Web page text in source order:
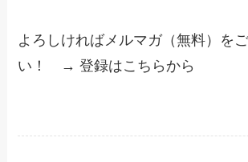
よろしければメルマガ（無料）を
い！ → 登録はこちらから